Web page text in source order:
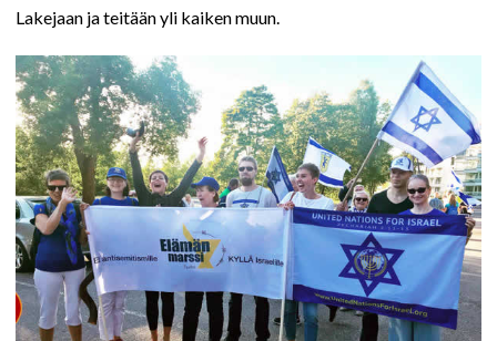
Lakejaan ja teitään yli kaiken muun.